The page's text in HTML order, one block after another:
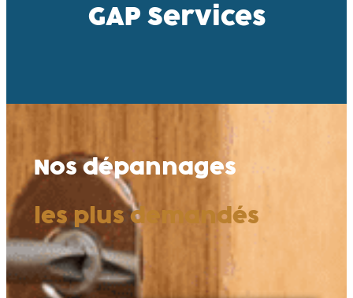
GAP Services
Nos dépannages
les plus demandés